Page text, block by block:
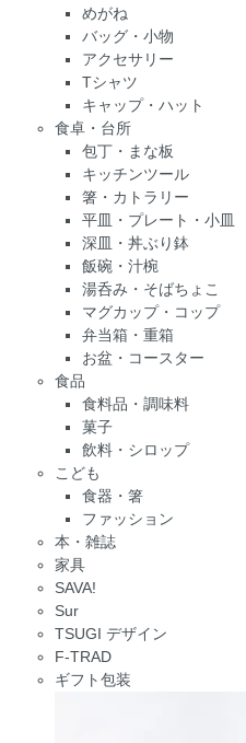
めがね
バッグ・小物
アクセサリー
Tシャツ
キャップ・ハット
食卓・台所
包丁・まな板
キッチンツール
箸・カトラリー
平皿・プレート・小皿
深皿・丼ぶり鉢
飯碗・汁椀
湯呑み・そばちょこ
マグカップ・コップ
弁当箱・重箱
お盆・コースター
食品
食料品・調味料
菓子
飲料・シロップ
こども
食器・箸
ファッション
本・雑誌
家具
SAVA!
Sur
TSUGI デザイン
F-TRAD
ギフト包装